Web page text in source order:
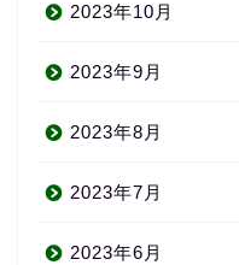
2023年10月
2023年9月
2023年8月
2023年7月
2023年6月